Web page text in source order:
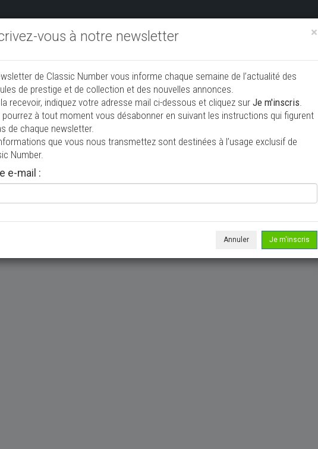
Ajouter une annonce
à vendre
ne correspond à votre recherche, veuillez modifier vos critères de recherche...
×
vous à notre newsletter
de Classic Number vous informe chaque semaine de l’actualité des
de prestige et de collection et des nouvelles annonces.
recevoir, indiquez votre adresse mail ci-dessous et cliquez sur Je m'inscris.
pourrez à tout moment vous désabonner en suivant les instructions qui figurent
de chaque newsletter.
que vous nous transmettez sont destinées à l’usage exclusif de
Number.
e-mail :
Annuler Je m'inscris